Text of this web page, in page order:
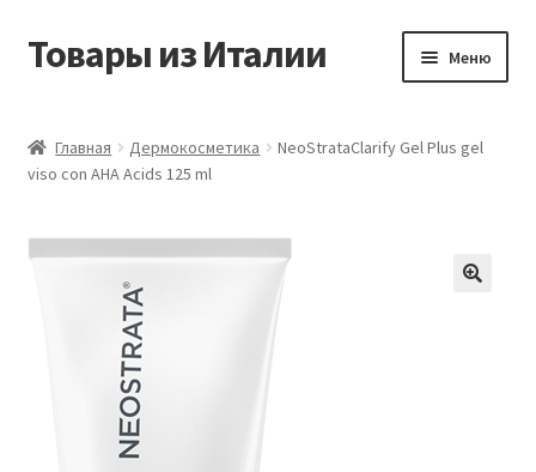
Перейти
Перейти
Товары из Италии Меню
Виды доставки
Контакты
Мой аккаунт
Главная Дермокосметика
NeoStrataClarify Gel Plus gel
viso con AHA Acids 125 ml